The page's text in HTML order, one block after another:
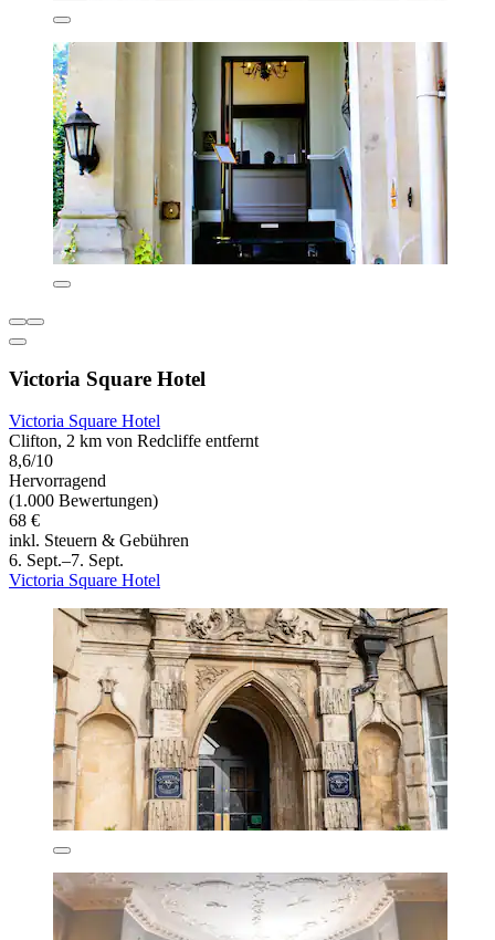
Victoria Square Hotel
Victoria Square Hotel
Clifton, 2 km von Redcliffe entfernt
8,6/10
Hervorragend
(1.000 Bewertungen)
68 €
inkl. Steuern & Gebühren
6. Sept.–7. Sept.
Victoria Square Hotel